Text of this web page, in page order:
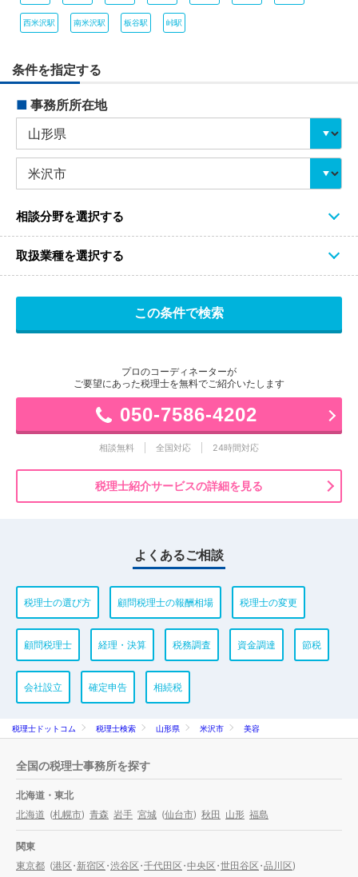
西米沢駅 南米沢駅 板谷駅 峠駅
条件を指定する
■ 事務所所在地
相談分野を選択する
取扱業種を選択する
プロのコーディネーターが
ご要望にあった税理士を無料でご紹介いたします
050-7586-4202
相談無料 全国対応 24時間対応
税理士紹介サービスの詳細を見る
よくあるご相談
税理士の選び方 顧問税理士の報酬相場 税理士の変更
顧問税理士 経理・決算 税務調査 資金調達 節税
会社設立 確定申告 相続税
税理士ドットコム 税理士検索 山形県 米沢市 美容
全国の税理士事務所を探す
北海道・東北
北海道 (札幌市) 青森 岩手 宮城 (仙台市) 秋田 山形 福島
関東
東京都 (港区・新宿区・渋谷区・千代田区・中央区・世田谷区・品川区)